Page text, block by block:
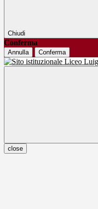
Chiudi
Conferma
Annulla Conferma
close